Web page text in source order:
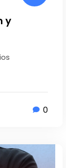
y
0